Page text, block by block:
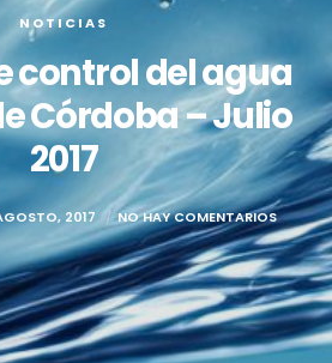
NOTICIAS
control del agua
Córdoba – Julio
2017
2017 NO HAY COMENTARIOS